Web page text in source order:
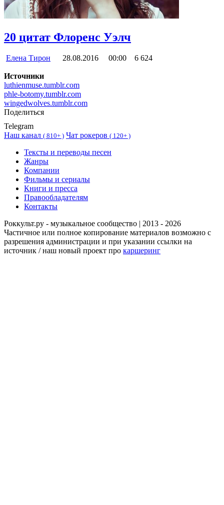
20 цитат Флоренс Уэлч
Елена Тирон 28.08.2016 00:00 6 624
Источники
luthienmuse.tumblr.com
phle-botomy.tumblr.com
wingedwolves.tumblr.com
Поделиться
Telegram
Наш канал ( 810+ ) Чат рокеров ( 120+ )
Тексты и переводы песен
Жанры
Компании
Фильмы и сериалы
Книги и пресса
Правообладателям
Контакты
Роккульт.ру - музыкальное сообщество | 2013 - 2026
Частичное или полное копирование материалов возможно с
разрешения администрации и при указании ссылки на
источник / наш новый проект про каршеринг